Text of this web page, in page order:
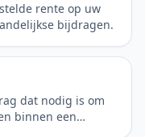
rente op uw
bijdragen.
dat nodig is om
binnen een